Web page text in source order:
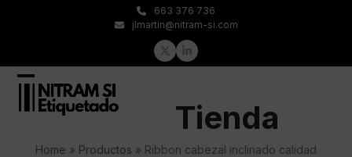
663 376 736
jlmartin@nitram-si.com
TwitterLinkedIn
Open
mobile
menu
Close
mobile
menu
Tienda
Home » Productos » Ribbon cabezal inclinado calidad